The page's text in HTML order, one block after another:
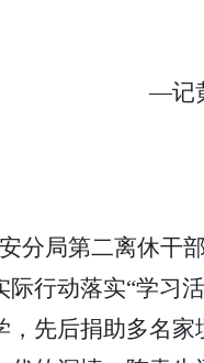
—记
分局第二离休干
行动落实“学习
，先后捐助多名